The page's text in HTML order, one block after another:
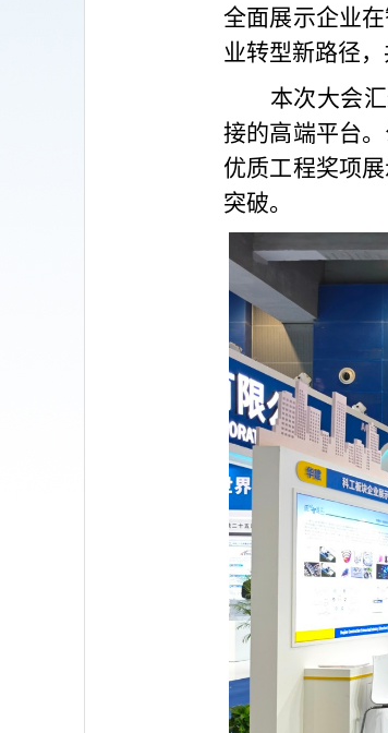
全面展示企业
业转型新路径，
本次大会
接的高端平台
优质工程奖项
突破。